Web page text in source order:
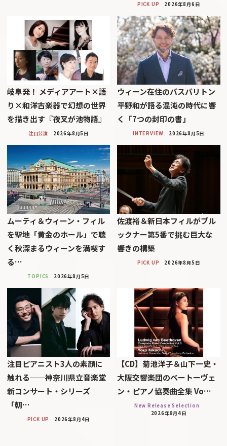
PICK UP 2026年8月6日
岐阜発！ メディアアート×語
り×和洋古楽器で幻想の世界
を描き出す『夜叉が池物語』
注目公演 2026年8月5日
ウィーン在住のバスバリトン
平野和が語る混沌の時代に響
く「7つの封印の書」
INTERVIEW 2026年8月5日
ムーティ＆ウィーン・フィル
を聖地「黄金のホール」で聴
く秋深まるウィーンを満喫す
る…
TOPICS 2026年8月5日
佐渡裕＆新日本フィルがブル
ックナー第5番で挑む巨大な
響きの構築
PICK UP 2026年8月5日
注目ピアニスト3人の素顔に
触れる──神奈川県立音楽堂
新コンサート・シリーズ
「朝…
PICK UP 2026年8月4日
【CD】菊池洋子＆山下一史・
大阪交響楽団のベートーヴェ
ン・ピアノ協奏曲全集 Vo…
New Release Selection
2026年8月4日